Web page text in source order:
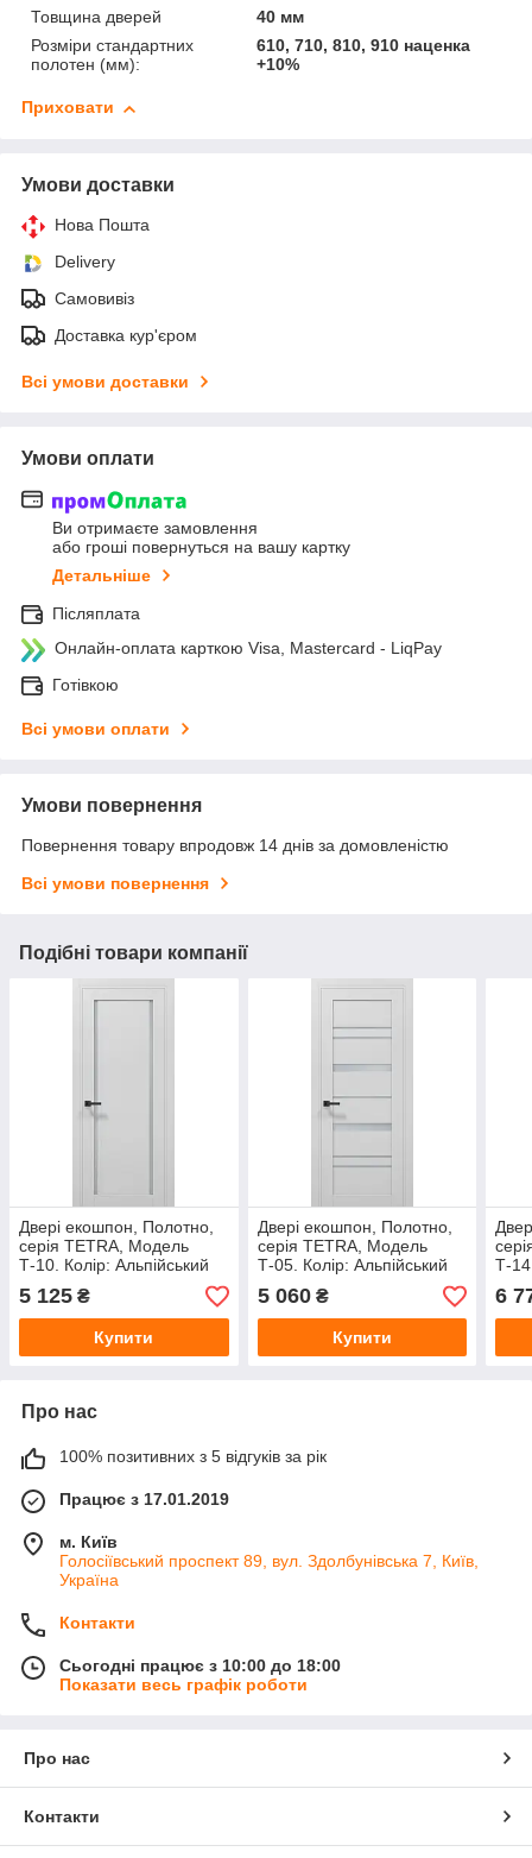
Товщина дверей
40 мм
Розміри стандартних
полотен (мм):
610, 710, 810, 910 наценка
+10%
Приховати
Умови доставки
Нова Пошта
Delivery
Самовивіз
Доставка кур'єром
Всі умови доставки
Умови оплати
Ви отримаєте замовлення
або гроші повернуться на вашу картку
Детальніше
Післяплата
Онлайн-оплата карткою Visa, Mastercard - LiqPay
Готівкою
Всі умови оплати
Умови повернення
Повернення товару впродовж 14 днів за домовленістю
Всі умови повернення
Подібні товари компанії
Двері екошпон, Полотно,
серія TETRA, Модель
Т-10. Колір: Альпійський
білий
5 125 ₴
Купити
Двері екошпон, Полотно,
серія TETRA, Модель
Т-05. Колір: Альпійський
білий
5 060₴
Купити
Т-
6
Про нас
100% позитивних з 5 відгуків за рік
Працює з 17.01.2019
м. Київ
Голосіївський проспект 89, вул. Здолбунівська 7, Київ,
Україна
Контакти
Сьогодні працює з 10:00 до 18:00
Показати весь графік роботи
Про нас
Контакти